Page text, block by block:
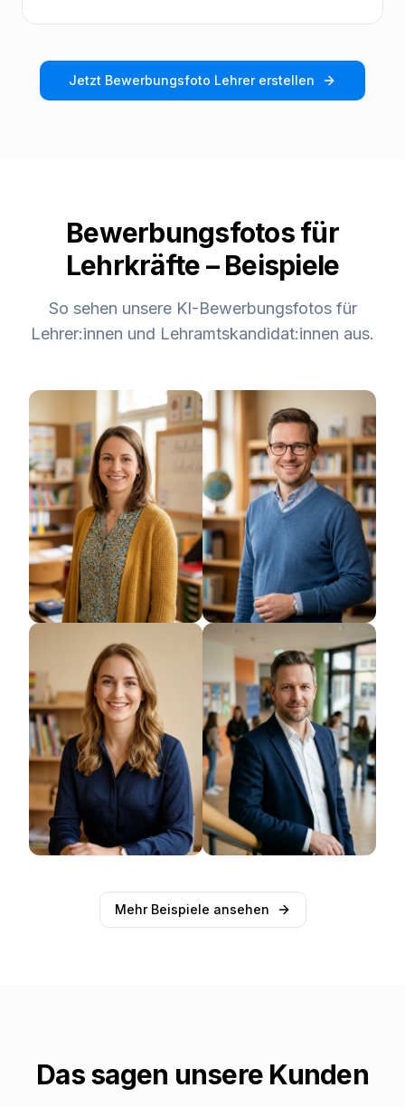
Jetzt Bewerbungsfoto Lehrererstellen
Bewerbungsfotos für
Lehrkräfte – Beispiele
So sehen unsere KI-Bewerbungsfotos für
Lehrer:innen und Lehramtskandidat:innen aus.
Mehr Beispiele ansehen
Das sagen unsere Kunden